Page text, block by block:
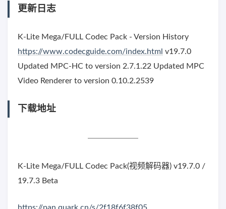
更新日志
K-Lite Mega/FULL Codec Pack - Version History
https://www.codecguide.com/index.html v19.7.0
Updated MPC-HC to version 2.7.1.22 Updated MPC
Video Renderer to version 0.10.2.2539
下载地址
K-Lite Mega/FULL Codec Pack(视频解码器) v19.7.0 /
19.7.3 Beta
https://pan.quark.cn/s/2f18f6f38f05